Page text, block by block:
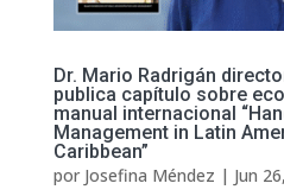
Dr. Mario Radrigán
publica capítulo sobre
manual internacional
Management in Latin
Caribbean”
por Josefina Méndez | Jun